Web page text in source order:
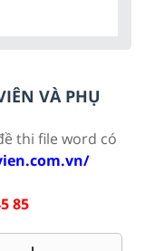
VÀ PHỤ
thi file word có
85